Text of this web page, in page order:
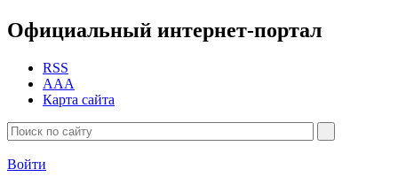
Официальный интернет-портал
RSS
AAA
Карта сайта
Войти